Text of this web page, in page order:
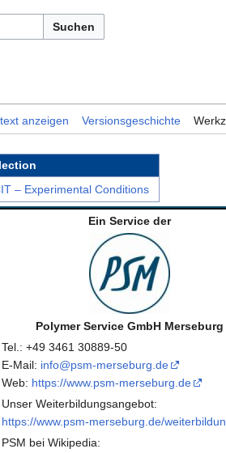
Suchen
anzeigen Versionsgeschichte
– Experimental Conditions
Ein Service der
Polymer Service GmbH Merseburg
Tel.: +49 3461 30889-50
E-Mail: info@psm-merseburg.de
Web: https://www.psm-merseburg.de
Unser Weiterbildungsangebot:
https://www.psm-merseburg.de/
PSM bei Wikipedia: